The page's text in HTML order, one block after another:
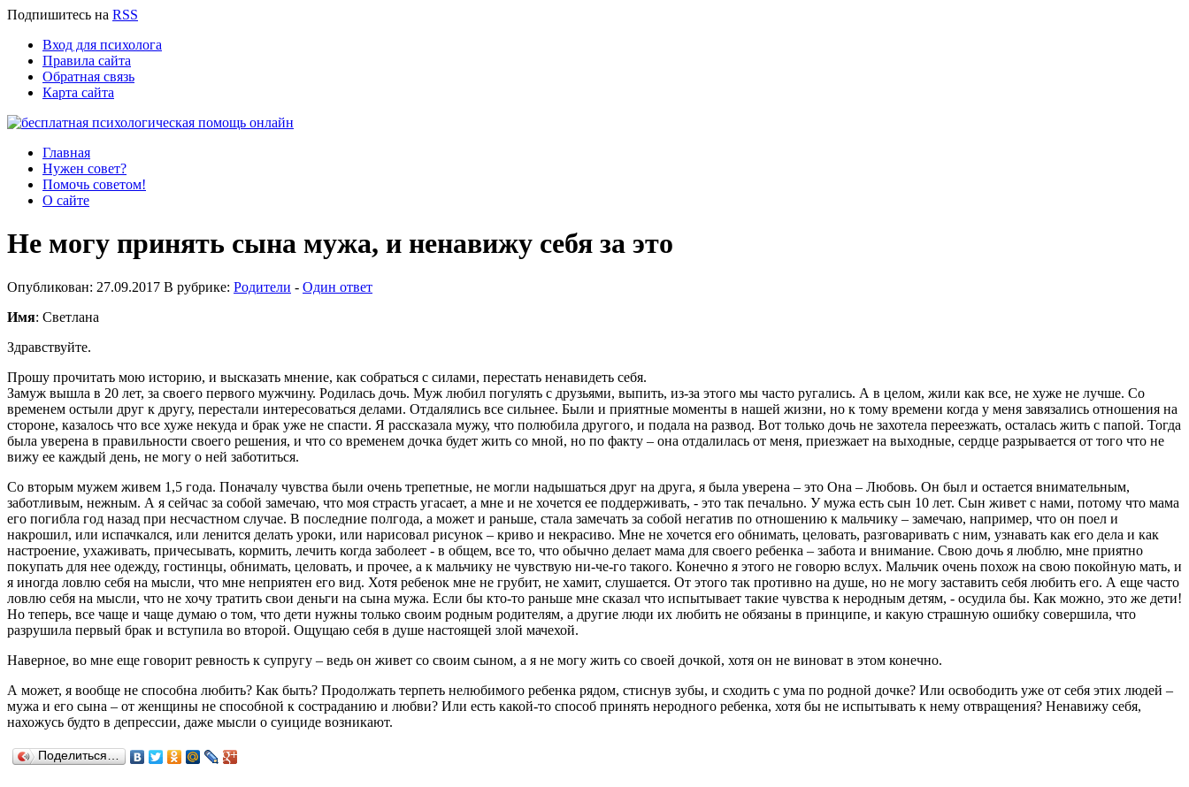
Подпишитесь на RSS
Вход для психолога
Правила сайта
Обратная связь
Карта сайта
Главная
Нужен совет?
Помочь советом!
О сайте
Не могу принять сына мужа, и ненавижу себя за это
Опубликован: 27.09.2017 В рубрике: Родители - Один ответ
Имя: Светлана
Здравствуйте.
Прошу прочитать мою историю, и высказать мнение, как собраться с силами, перестать ненавидеть себя.
Замуж вышла в 20 лет, за своего первого мужчину. Родилась дочь. Муж любил погулять с друзьями, выпить, из-за этого мы часто ругались. А в целом, жили как все, не хуже не лучше. Со
временем остыли друг к другу, перестали интересоваться делами. Отдалялись все сильнее. Были и приятные моменты в нашей жизни, но к тому времени когда у меня завязались отношения на
стороне, казалось что все хуже некуда и брак уже не спасти. Я рассказала мужу, что полюбила другого, и подала на развод. Вот только дочь не захотела переезжать, осталась жить с папой. Тогда
была уверена в правильности своего решения, и что со временем дочка будет жить со мной, но по факту – она отдалилась от меня, приезжает на выходные, сердце разрывается от того что не
вижу ее каждый день, не могу о ней заботиться.
Со вторым мужем живем 1,5 года. Поначалу чувства были очень трепетные, не могли надышаться друг на друга, я была уверена – это Она – Любовь. Он был и остается внимательным,
заботливым, нежным. А я сейчас за собой замечаю, что моя страсть угасает, а мне и не хочется ее поддерживать, - это так печально. У мужа есть сын 10 лет. Сын живет с нами, потому что мама
его погибла год назад при несчастном случае. В последние полгода, а может и раньше, стала замечать за собой негатив по отношению к мальчику – замечаю, например, что он поел и
накрошил, или испачкался, или ленится делать уроки, или нарисовал рисунок – криво и некрасиво. Мне не хочется его обнимать, целовать, разговаривать с ним, узнавать как его дела и как
настроение, ухаживать, причесывать, кормить, лечить когда заболеет - в общем, все то, что обычно делает мама для своего ребенка – забота и внимание. Свою дочь я люблю, мне приятно
покупать для нее одежду, гостинцы, обнимать, целовать, и прочее, а к мальчику не чувствую ни-че-го такого. Конечно я этого не говорю вслух. Мальчик очень похож на свою покойную мать, и
я иногда ловлю себя на мысли, что мне неприятен его вид. Хотя ребенок мне не грубит, не хамит, слушается. От этого так противно на душе, но не могу заставить себя любить его. А еще часто
ловлю себя на мысли, что не хочу тратить свои деньги на сына мужа. Если бы кто-то раньше мне сказал что испытывает такие чувства к неродным детям, - осудила бы. Как можно, это же дети!
Но теперь, все чаще и чаще думаю о том, что дети нужны только своим родным родителям, а другие люди их любить не обязаны в принципе, и какую страшную ошибку совершила, что
разрушила первый брак и вступила во второй. Ощущаю себя в душе настоящей злой мачехой.
Наверное, во мне еще говорит ревность к супругу – ведь он живет со своим сыном, а я не могу жить со своей дочкой, хотя он не виноват в этом конечно.
А может, я вообще не способна любить? Как быть? Продолжать терпеть нелюбимого ребенка рядом, стиснув зубы, и сходить с ума по родной дочке? Или освободить уже от себя этих людей –
мужа и его сына – от женщины не способной к состраданию и любви? Или есть какой-то способ принять неродного ребенка, хотя бы не испытывать к нему отвращения? Ненавижу себя,
нахожусь будто в депрессии, даже мысли о суициде возникают.
Поделиться…